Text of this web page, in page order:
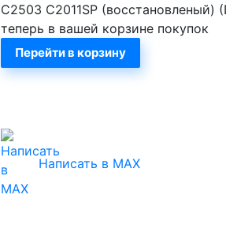
C2503 C2011SP (восстановленый)
теперь в вашей корзине покупок
Перейти в корзину
Написать в MAX